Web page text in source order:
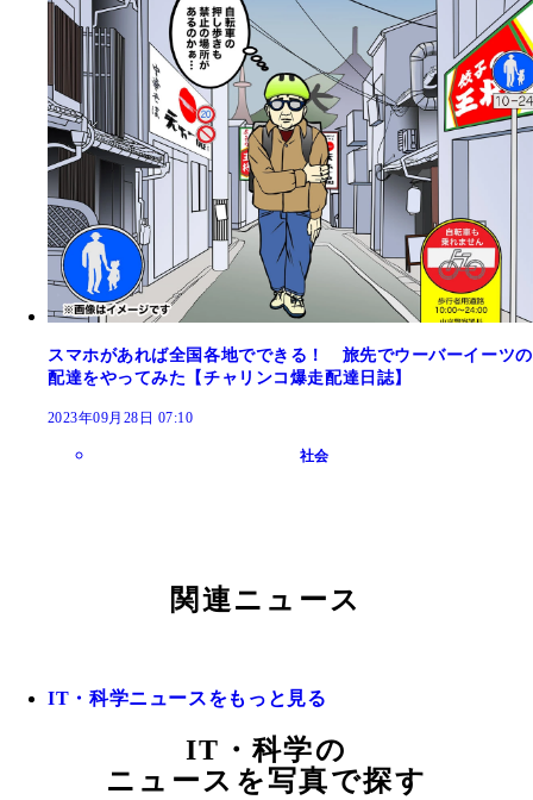
スマホがあれば全国各地でできる！ 旅先でウーバーイーツの
配達をやってみた【チャリンコ爆走配達日誌】
2023年09月28日 07:10
社会
関連ニュース
IT・科学ニュースをもっと見る
IT・科学の
ニュースを写真で探す